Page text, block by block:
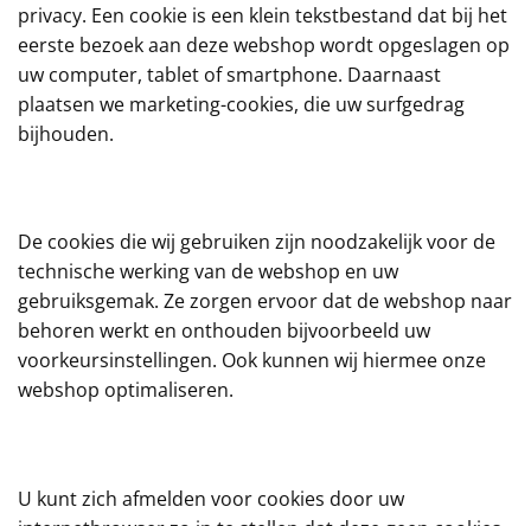
privacy. Een cookie is een klein tekstbestand dat bij het
eerste bezoek aan deze webshop wordt opgeslagen op
uw computer, tablet of smartphone. Daarnaast
plaatsen we marketing-cookies, die uw surfgedrag
bijhouden.
De cookies die wij gebruiken zijn noodzakelijk voor de
technische werking van de webshop en uw
gebruiksgemak. Ze zorgen ervoor dat de webshop naar
behoren werkt en onthouden bijvoorbeeld uw
voorkeursinstellingen. Ook kunnen wij hiermee onze
webshop optimaliseren.
U kunt zich afmelden voor cookies door uw